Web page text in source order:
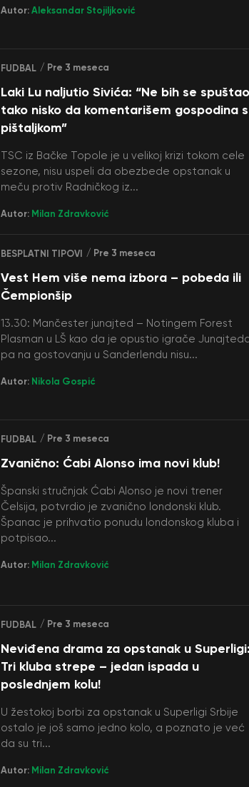
Autor:Aleksandar Stojiljković
FUDBAL / Pre 3 meseca
Laki Lu naljutio Sivića: “Ne bih se spuštao
tako nisko da komentarišem gospodina s
pištaljkom”
TSC iz Bačke Topole je u velikoj krizi tokom cele
sezone, nisu uspeli da obezbede opstanak u
meču protiv Radničkog iz...
Autor: Milan Zdravković
BESPLATNI TIPOVI / Pre 3 meseca
Vest Hem više nema izbora – pobeda ili
Čempionšip
13.30: Mančester junajted – Notingem Forest
Plasman u LŠ kao da je opustio igrače
pa na gostovanju u Sanderlendu nisu...
Autor: Nikola Gospić
FUDBAL / Pre 3 meseca
Zvanično: Ćabi Alonso ima novi klub!
Španski stručnjak Ćabi Alonso je novi trener
Čelsija, potvrdio je zvanično londonski klub.
Španac je prihvatio ponudu londonskog kluba i
potpisao...
Autor: Milan Zdravković
FUDBAL / Pre 3 meseca
Neviđena drama za opstanak u Superligi:
Tri kluba strepe – jedan ispada u
poslednjem kolu!
U žestokoj borbi za opstanak u Superligi Srbije
ostalo je još samo jedno kolo, a poznato je već
da su tri...
Autor: Milan Zdravković